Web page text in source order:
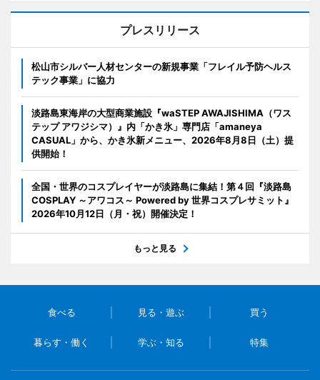
プレスリリース
松山市シルバー人材センターの新規事業「フレイル予防ヘルス
テック事業」に協力
淡路島東海岸の大型商業施設『waSTEP AWAJISHIMA（ワス
テップ アワジシマ）』内「かき氷」専門店「amaneya
CASUAL」から、かき氷新メニュー、2026年8月8日（土）提
供開始！
全国・世界のコスプレイヤーが淡路島に集結！第４回『淡路島
COSPLAY ～アワコス～ Powered by 世界コスプレサミット』
2026年10月12日（月・祝）開催決定！
もっと見る
食べる 見る・遊ぶ 買う
暮らす・働く 学ぶ・知る 特集